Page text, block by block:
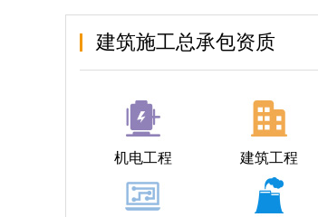
建筑施工总承包资质
机电工程 建筑工程